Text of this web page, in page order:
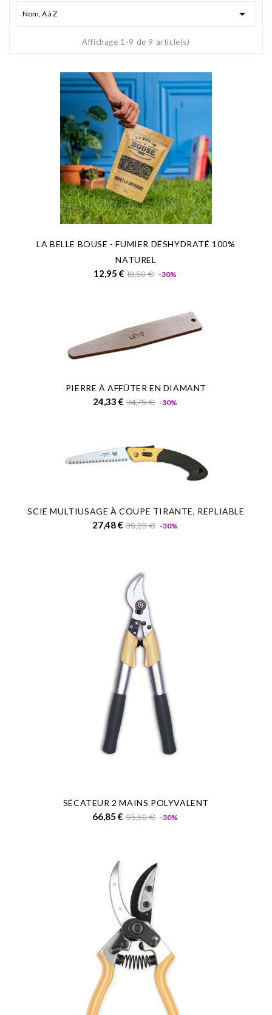
Nom, A à Z 
Affichage 1-9 de 9 article(s)
LA BELLE BOUSE - FUMIER DÉSHYDRATÉ 100%
NATUREL
12,95 € Prix
18,50 € -30%
PIERRE À AFFÛTER EN DIAMANT
24,33 € Prix
34,75 € -30%
SCIE MULTIUSAGE À COUPE TIRANTE, REPLIABLE
27,48 € Prix
39,25 € -30%
SÉCATEUR 2 MAINS POLYVALENT
66,85 € Prix
95,50 € -30%